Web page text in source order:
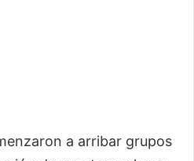
a arribar grupos